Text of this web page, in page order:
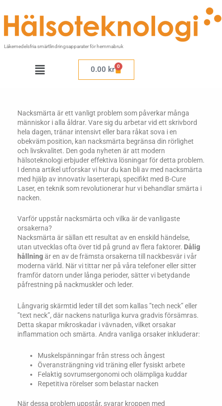
innehåll
Läkemedelsfria smärtlindringsapparater för hemmabruk
Meny 0.00 kr 0
Varukorg
Nacksmärta är ett vanligt problem som påverkar många
människor i alla åldrar. Vare sig du arbetar vid ett skrivbord
hela dagen, tränar intensivt eller bara råkat sova i en
obekväm position, kan nacksmärta begränsa din rörlighet
och livskvalitet. Den goda nyheten är att modern
hälsoteknologi erbjuder effektiva lösningar för detta problem.
I denna artikel utforskar vi hur du kan bli av med nacksmärta
med hjälp av innovativ laserterapi, specifikt med B-Cure
Laser, en teknik som revolutionerar hur vi behandlar smärta i
nacken.
Varför uppstår nacksmärta och vilka är de vanligaste
orsakerna?
Nacksmärta är sällan ett resultat av en enskild händelse,
utan utvecklas ofta över tid på grund av flera faktorer. Dålig
hållningär en av de främsta orsakerna till nackbesvär i vår
moderna värld. När vi tittar ner på våra telefoner eller sitter
framför datorn under långa perioder, sätter vi betydande
påfrestning på nackmuskler och leder.
Långvarig skärmtid leder till det som kallas ”tech neck” eller
”text neck”, där nackens naturliga kurva gradvis försämras.
Detta skapar mikroskadar i vävnaden, vilket orsakar
inflammation och smärta. Andra vanliga orsaker inkluderar:
Muskelspänningar från stress och ångest
Överansträngning vid träning eller fysiskt arbete
Felaktig sovrumsergo­nomi och olämpliga kuddar
Repetitiva rörelser som belastar nacken
När dessa problem uppstår, svarar kroppen med